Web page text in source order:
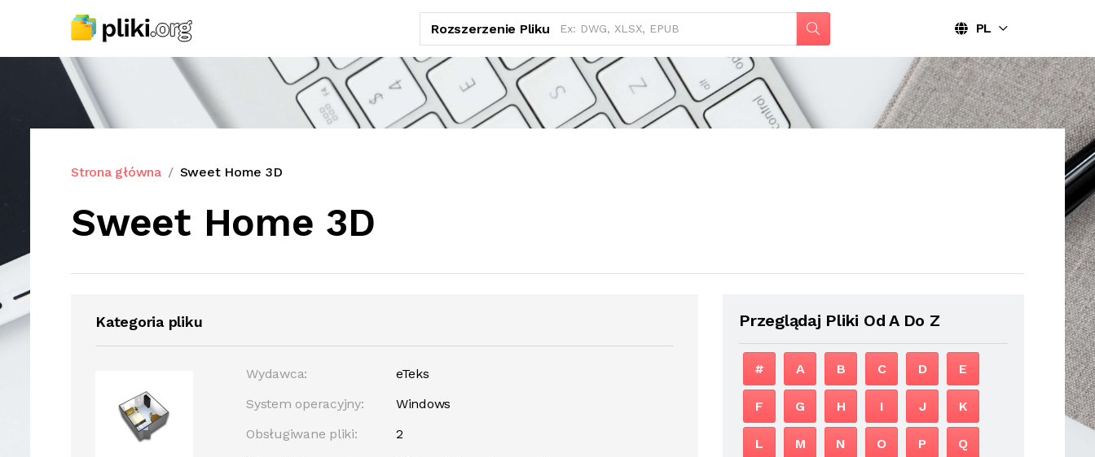
Rozszerzenie Pliku PL
Strona główna Sweet Home 3D
Sweet Home 3D
Kategoria pliku
Wydawca:
eTeks
System operacyjny:
Windows
Obsługiwane pliki:
2
Przeglądaj Pliki Od A Do Z
# A B C D E
F G H I J K
L M N O P Q